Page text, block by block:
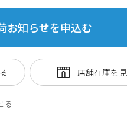
お知らせを申込む
る